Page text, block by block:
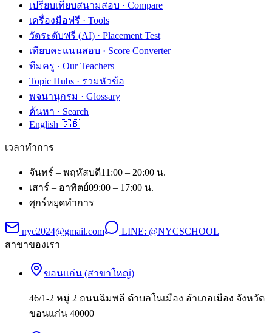
เปรียบเทียบสนามสอบ · Compare
เครื่องมือฟรี · Tools
วัดระดับฟรี (AI) · Placement Test
เทียบคะแนนสอบ · Score Converter
ทีมครู · Our Teachers
Topic Hubs · รวมหัวข้อ
พจนานุกรม · Glossary
ค้นหา · Search
English 🇬🇧
เวลาทำการ
จันทร์ – พฤหัสบดี11:00 – 20:00 น.
เสาร์ – อาทิตย์09:00 – 17:00 น.
ศุกร์หยุดทำการ
nyc2024@gmail.com LINE: @NYCSCHOOL
สาขาของเรา
ขอนแก่น (สาขาใหญ่)
46/1-2 หมู่ 2 ถนนฉิมพลี ตำบลในเมือง อำเภอเมือง จังหวัด
ขอนแก่น 40000